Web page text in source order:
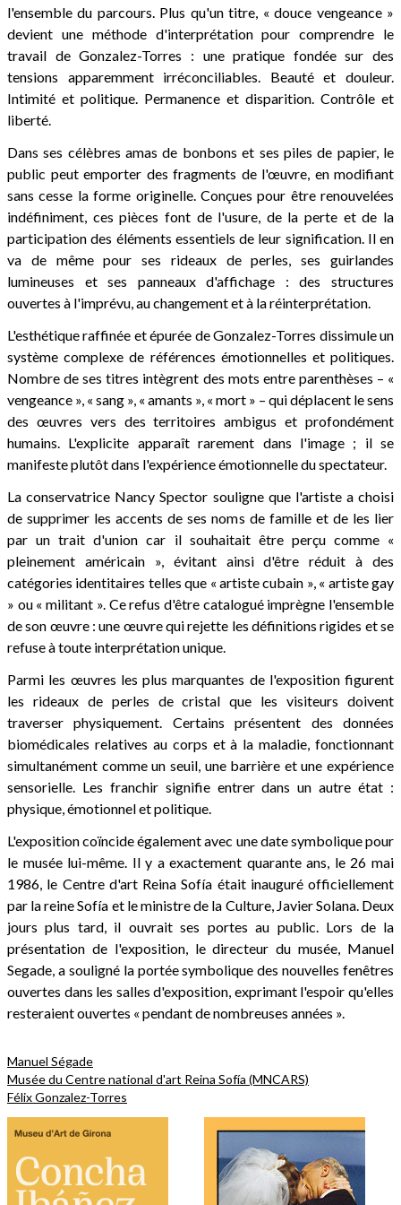
l'ensemble du parcours. Plus qu'un titre, « douce vengeance »
devient une méthode d'interprétation pour comprendre le
travail de Gonzalez-Torres : une pratique fondée sur des
tensions apparemment irréconciliables. Beauté et douleur.
Intimité et politique. Permanence et disparition. Contrôle et
liberté.
Dans ses célèbres amas de bonbons et ses piles de papier, le
public peut emporter des fragments de l'œuvre, en modifiant
sans cesse la forme originelle. Conçues pour être renouvelées
indéfiniment, ces pièces font de l'usure, de la perte et de la
participation des éléments essentiels de leur signification. Il en
va de même pour ses rideaux de perles, ses guirlandes
lumineuses et ses panneaux d'affichage : des structures
ouvertes à l'imprévu, au changement et à la réinterprétation.
L'esthétique raffinée et épurée de Gonzalez-Torres dissimule un
système complexe de références émotionnelles et politiques.
Nombre de ses titres intègrent des mots entre parenthèses – «
vengeance », « sang », « amants », « mort » – qui déplacent le sens
des œuvres vers des territoires ambigus et profondément
humains. L'explicite apparaît rarement dans l'image ; il se
manifeste plutôt dans l'expérience émotionnelle du spectateur.
La conservatrice Nancy Spector souligne que l'artiste a choisi
de supprimer les accents de ses noms de famille et de les lier
par un trait d'union car il souhaitait être perçu comme «
pleinement américain », évitant ainsi d'être réduit à des
catégories identitaires telles que « artiste cubain », « artiste gay
» ou « militant ». Ce refus d'être catalogué imprègne l'ensemble
de son œuvre : une œuvre qui rejette les définitions rigides et se
refuse à toute interprétation unique.
Parmi les œuvres les plus marquantes de l'exposition figurent
les rideaux de perles de cristal que les visiteurs doivent
traverser physiquement. Certains présentent des données
biomédicales relatives au corps et à la maladie, fonctionnant
simultanément comme un seuil, une barrière et une expérience
sensorielle. Les franchir signifie entrer dans un autre état :
physique, émotionnel et politique.
L'exposition coïncide également avec une date symbolique pour
le musée lui-même. Il y a exactement quarante ans, le 26 mai
1986, le Centre d'art Reina Sofía était inauguré officiellement
par la reine Sofía et le ministre de la Culture, Javier Solana. Deux
jours plus tard, il ouvrait ses portes au public. Lors de la
présentation de l'exposition, le directeur du musée, Manuel
Segade, a souligné la portée symbolique des nouvelles fenêtres
ouvertes dans les salles d'exposition, exprimant l'espoir qu'elles
resteraient ouvertes « pendant de nombreuses années ».
Manuel Ségade
Musée du Centre national d'art Reina Sofía (MNCARS)
Félix Gonzalez-Torres